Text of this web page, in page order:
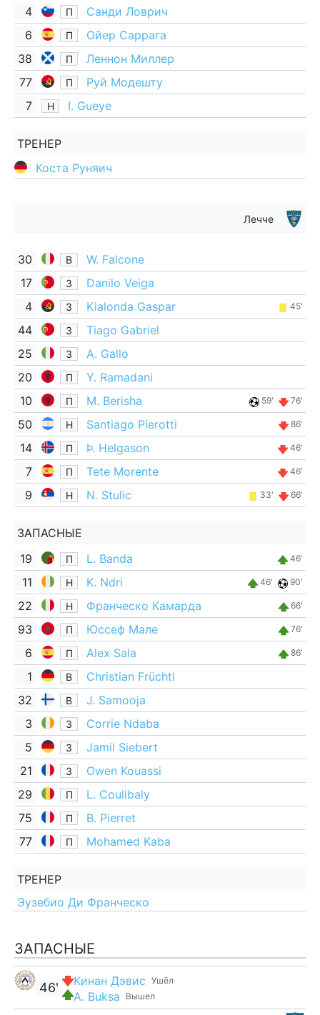
4 П
Санди Ловрич
6
П
Ойер Саррага
38
П
Леннон Миллер
77
П
Руй Модешту
7
Н I. Gueye
ТРЕНЕР
Коста Руняич
Лечче
30 В
W. Falcone
17
З
Danilo Veiga
4
З Kialonda Gaspar 45'
44 З
Tiago Gabriel
25
З
A. Gallo
20
П
Y. Ramadani
10
П M. Berisha 59' 76'
50 Н Santiago Pierotti 86'
14 П Þ. Helgason 46'
7 П Tete Morente 46'
9 Н N. Stulic 33' 66'
ЗАПАСНЫЕ
19
П L. Banda 46'
11 Н K. Ndri 46' 90'
22 Н Франческо Камарда 66'
93 П Юссеф Мале 76'
6 П Alex Sala 86'
1 В
Christian Früchtl
32
В
J. Samooja
3
З
Corrie Ndaba
5
З
Jamil Siebert
21
З
Owen Kouassi
29
П
L. Coulibaly
75
П
B. Pierret
77
П Mohamed Kaba
ТРЕНЕР
Эузебио Ди Франческо
ЗАПАСНЫЕ
Ушёл
Кинан Дэвис
Вышел
A. Buksa
46'